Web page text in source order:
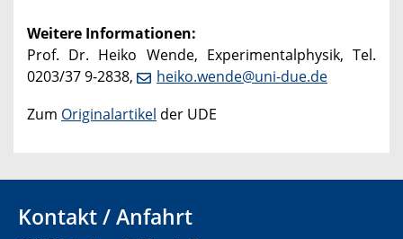
Weitere Informationen:
Prof. Dr. Heiko Wende, Experimentalphysik, Tel.
0203/37 9-2838,
heiko.wende@uni-due.de
Zum Originalartikel der UDE
Kontakt / Anfahrt